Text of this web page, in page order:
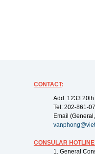
CONTACT:
Add: 1233
Tel: 202-861-
Email
CONSULAR
1. General